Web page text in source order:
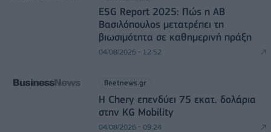
ESG Report 2025: Πώς η ΑΒ
Βασιλόπουλος μετατρέπει τη
βιωσιμότητα σε καθημερινή πράξη
04/08/2026 - 12:52
fleetnews.gr
Η Chery επενδύει 75 εκατ. δολάρια
στην KG Mobility
04/08/2026 - 09:24